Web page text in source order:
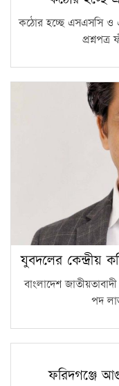
কঠোর হচ্ছে এসএসসি ও
যুবদলের কেন্দ্রীয়
বাংলাদেশ
পদ
ফরিদগঞ্জে